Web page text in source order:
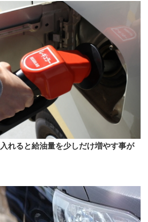
れると給油量を少しだけ増やす事が